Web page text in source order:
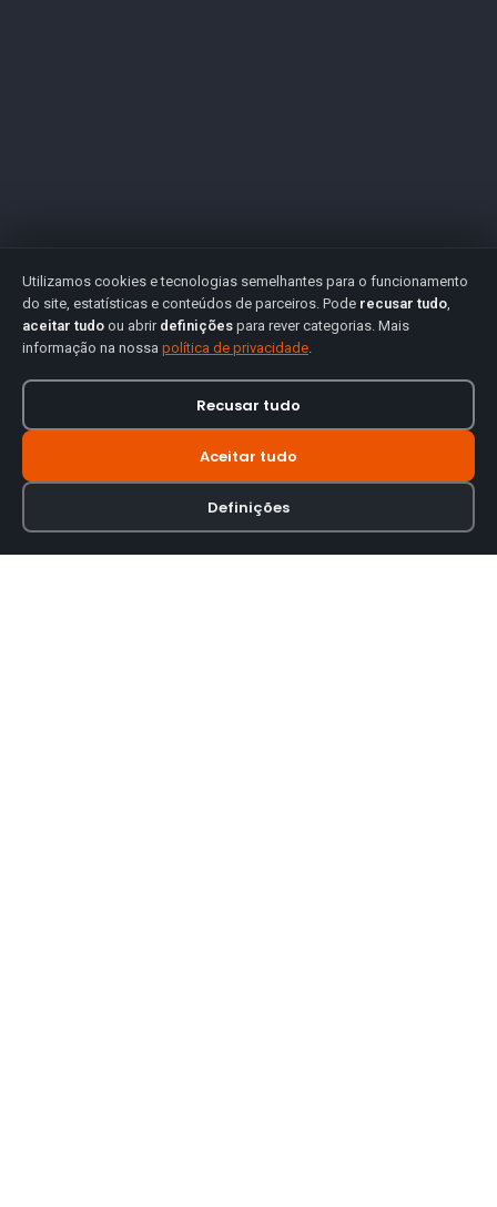
Utilizamos cookies e tecnologias semelhantes para o funcionamento
do site, estatísticas e conteúdos de parceiros. Pode recusar tudo,
aceitar tudo ou abrir definições para rever categorias. Mais
informação na nossa política de privacidade.
Recusar tudo
Aceitar tudo
Definições